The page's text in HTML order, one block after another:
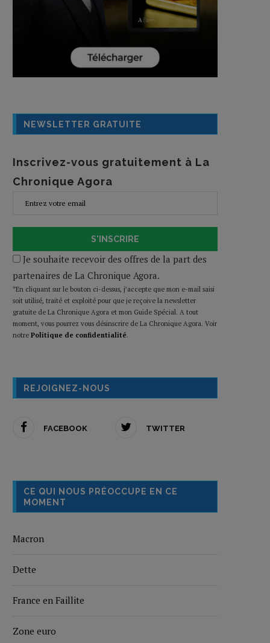
NEWSLETTER GRATUITE
Inscrivez-vous gratuitement à La
Chronique Agora
S'INSCRIRE
Je souhaite recevoir des offres de la part des
partenaires de La Chronique Agora.
*En cliquant sur le bouton ci-dessus, j’accepte que mon e-mail saisi
soit utilisé, traité et exploité pour que je reçoive la newsletter
gratuite de La Chronique Agora et mon Guide Spécial. A tout
moment, vous pourrez vous désinscrire de La Chronique Agora. Voir
notre Politique de confidentialité.
REJOIGNEZ-NOUS
FACEBOOK TWITTER
CE QUI NOUS PRÉOCCUPE EN CE
MOMENT
Macron
Dette
France en Faillite
Zone euro